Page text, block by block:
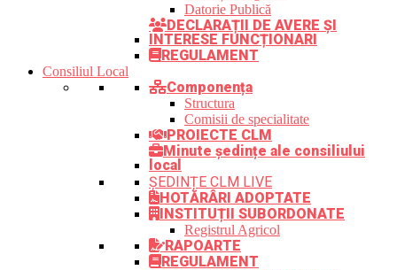
Datorie Publică
DECLARAȚII DE AVERE ȘI
INTERESE FUNCȚIONARI
REGULAMENT
Consiliul Local
Componența
Structura
Comisii de specialitate
PROIECTE CLM
Minute ședințe ale consiliului
local
ȘEDINȚE CLM LIVE
HOTĂRÂRI ADOPTATE
INSTITUȚII SUBORDONATE
Registrul Agricol
RAPOARTE
REGULAMENT